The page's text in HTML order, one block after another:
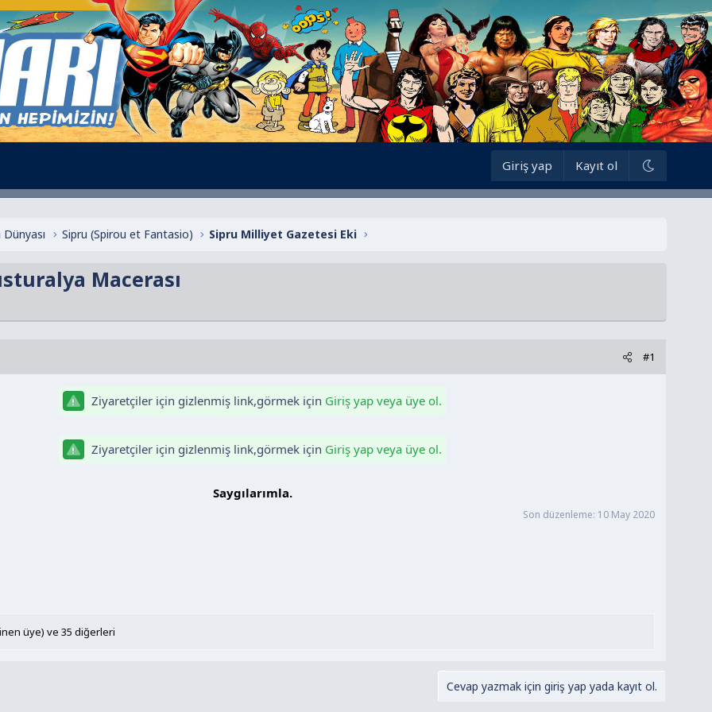
Giriş yap Kayıt ol
Sipru (Spirou et Fantasio) Sipru Milliyet Gazetesi Eki
Macerası
#1
Ziyaretçiler için gizlenmiş link,görmek için Giriş yap veya üye ol.
Ziyaretçiler için gizlenmiş link,görmek için Giriş yap veya üye ol.
Saygılarımla.​
Son düzenleme: 10 May 2020
üye) ve 35 diğerleri
Cevap yazmak için giriş yap yada kayıt ol.